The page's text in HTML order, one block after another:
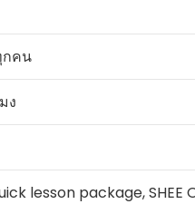
คน
ง
lesson package,